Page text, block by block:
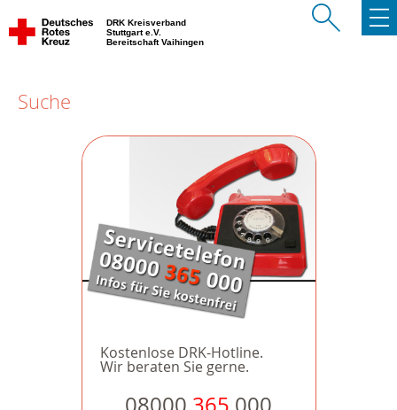
DRK Kreisverband
Stuttgart e.V.
Bereitschaft Vaihingen
Suche
Kostenlose DRK-Hotline.
Wir beraten Sie gerne.